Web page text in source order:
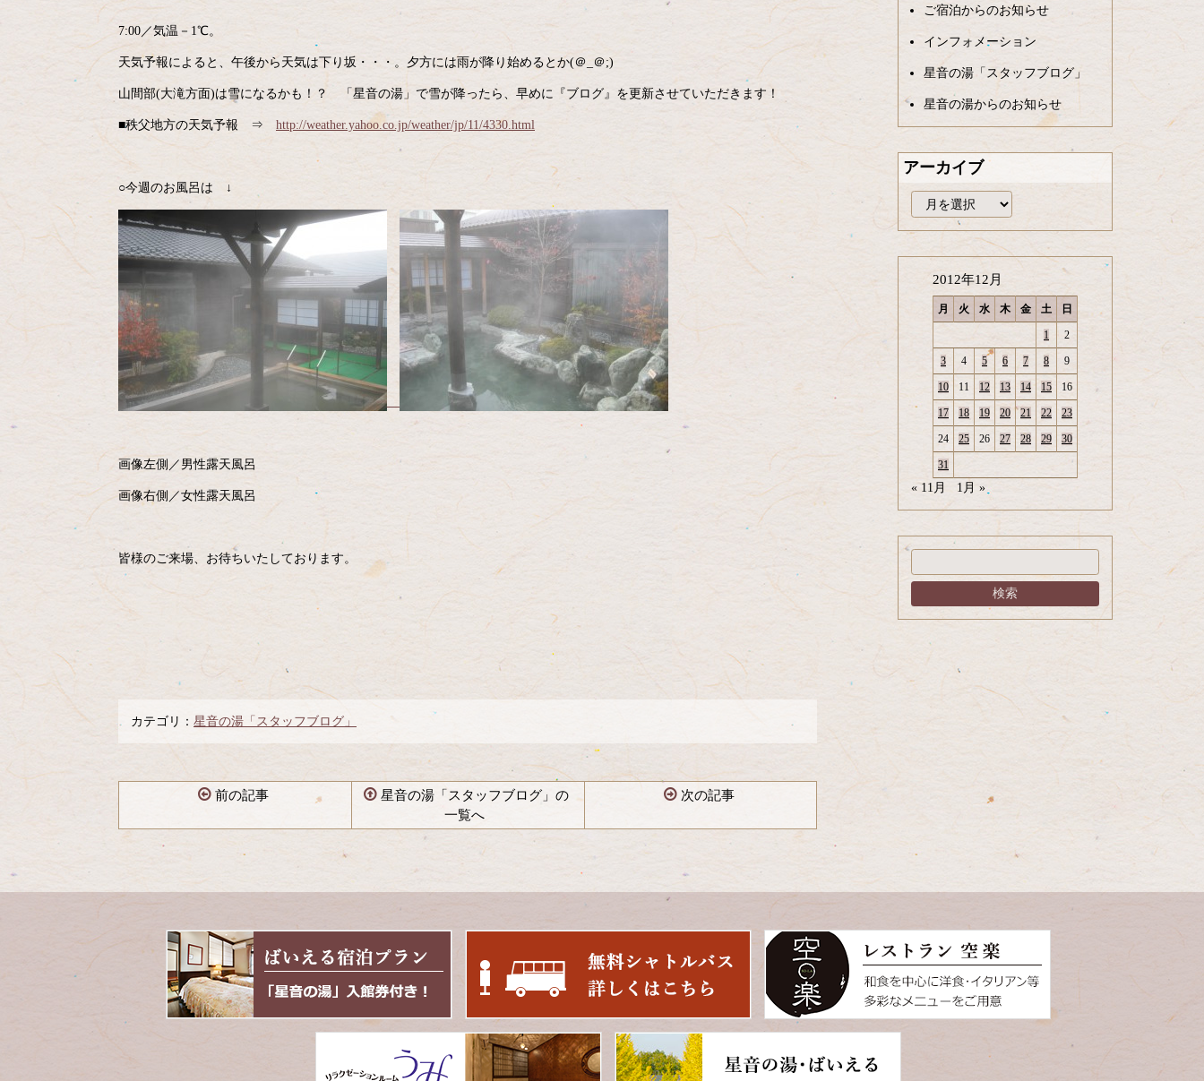
ご宿泊からのお知らせ
インフォメーション
星音の湯「スタッフブログ」
星音の湯からのお知らせ
アーカイブ
ー
カ
イ
2012年12月
月 火 水 木 金 土 日
1 2
3 4 5 6 7 8 9
10 11 12 13 14 15 16
17 18 19 20 21 22 23
24 25 26 27 28 29 30
31
« 11月 1月 »
7:00／気温－1℃。
天気予報によると、午後から天気は下り坂・・・。夕方には雨が降り始めるとか(＠_＠;)
山間部(大滝方面)は雪になるかも！？ 「星音の湯」で雪が降ったら、早めに『ブログ』を更新させていただきます！
■秩父地方の天気予報 ⇒ http://weather.yahoo.co.jp/weather/jp/11/4330.html
○今週のお風呂は ↓
画像左側／男性露天風呂
画像右側／女性露天風呂
皆様のご来場、お待ちいたしております。
カテゴリ： 星音の湯「スタッフブログ」
前の記事
星音の湯「スタッフブログ」の
一覧へ
次の記事
ン
の